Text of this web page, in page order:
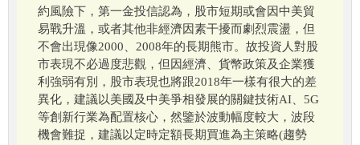
約風險下，第一金投信認為，股市短期或會因中美貿
易戰升溫，或者其他非經濟因素干擾而劇烈震盪，但
不會出現像2000、2008年的長期熊市。故投資人對股
市表現不必過度悲觀，但因經濟、貨幣政策及企業獲
利強弱有別，股市表現也將跟2018年一樣有很大的差
異化，建議以美國及中美爭相發展的關鍵技術AI、5G
等創新行業為配置核心，然鑒於波動幅度較大，波段
機會難捉，建議以定時定額長期買進為主策略(趨勢